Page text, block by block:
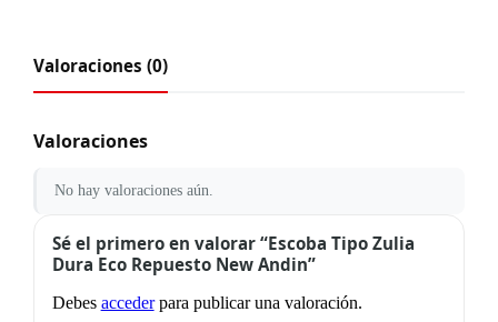
Valoraciones (0)
Valoraciones
No hay valoraciones aún.
Sé el primero en valorar “Escoba Tipo Zulia
Dura Eco Repuesto New Andin”
Debes accederpara publicar una valoración.